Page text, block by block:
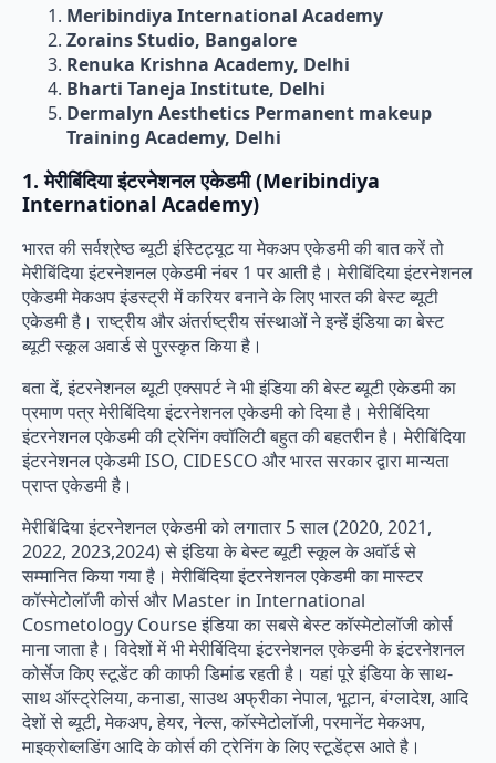
Meribindiya International Academy
Zorains Studio, Bangalore
Renuka Krishna Academy, Delhi
Bharti Taneja Institute, Delhi
Dermalyn Aesthetics Permanent makeup
Training Academy, Delhi
1. मेरीबिंदिया इंटरनेशनल एकेडमी (Meribindiya
International Academy)
भारत की सर्वश्रेष्ठ ब्यूटी इंस्टिट्यूट या मेकअप एकेडमी की बात करें तो
मेरीबिंदिया इंटरनेशनल एकेडमी नंबर 1 पर आती है। मेरीबिंदिया इंटरनेशनल
एकेडमी मेकअप इंडस्ट्री में करियर बनाने के लिए भारत की बेस्ट ब्यूटी
एकेडमी है। राष्ट्रीय और अंतर्राष्ट्रीय संस्थाओं ने इन्हें इंडिया का बेस्ट
ब्यूटी स्कूल अवार्ड से पुरस्कृत किया है।
बता दें, इंटरनेशनल ब्यूटी एक्सपर्ट ने भी इंडिया की बेस्ट ब्यूटी एकेडमी का
प्रमाण पत्र मेरीबिंदिया इंटरनेशनल एकेडमी को दिया है। मेरीबिंदिया
इंटरनेशनल एकेडमी की ट्रेनिंग क्वॉलिटी बहुत की बहतरीन है। मेरीबिंदिया
इंटरनेशनल एकेडमी ISO, CIDESCO और भारत सरकार द्वारा मान्यता
प्राप्त एकेडमी है।
मेरीबिंदिया इंटरनेशनल एकेडमी को लगातार 5 साल (2020, 2021,
2022, 2023,2024) से इंडिया के बेस्ट ब्यूटी स्कूल के अवॉर्ड से
सम्मानित किया गया है। मेरीबिंदिया इंटरनेशनल एकेडमी का मास्टर
कॉस्मेटोलॉजी कोर्स और Master in International
Cosmetology Course इंडिया का सबसे बेस्ट कॉस्मेटोलॉजी कोर्स
माना जाता है। विदेशों में भी मेरीबिंदिया इंटरनेशनल एकेडमी के इंटरनेशनल
कोर्सेज किए स्टूडेंट की काफी डिमांड रहती है। यहां पूरे इंडिया के साथ-
साथ ऑस्ट्रेलिया, कनाडा, साउथ अफ्रीका नेपाल, भूटान, बंग्लादेश, आदि
देशों से ब्यूटी, मेकअप, हेयर, नेल्स, कॉस्मेटोलॉजी, परमानेंट मेकअप,
माइक्रोब्लडिंग आदि के कोर्स की ट्रेनिंग के लिए स्टूडेंट्स आते है।